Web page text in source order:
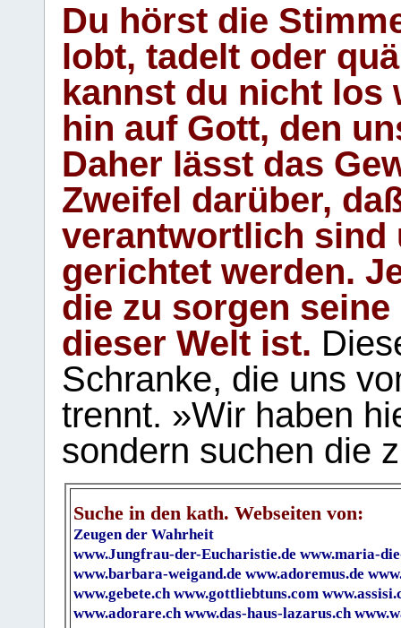
Du hörst die
lobt, tadelt oder
kannst du nicht los
hin auf Gott, den
Daher lässt das
Zweifel darüber,
verantwortlich sind
gerichtet werden.
die zu sorgen
dieser Welt ist.
Schranke, die uns
trennt. »Wir haben
sondern suchen die
Suche in den kath. Webseiten von:
Zeugen der Wahrheit
www.Jungfrau-der-Eucharistie.de www.maria-
www.barbara-weigand.de www.adoremus.de
www.gebete.ch www.gottliebtuns.com
www.adorare.ch www.das-haus-lazarus.ch